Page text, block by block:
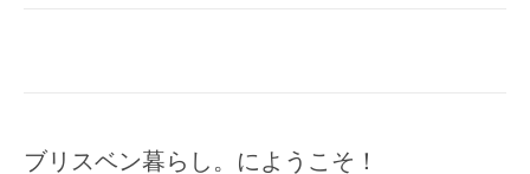
ブリスベン暮らし。にようこそ！